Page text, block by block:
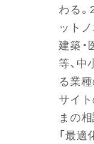
わる
ット
建築・
等、
る業
サイ
まの
「最適